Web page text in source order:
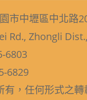
市中壢區中北路
Rd., Zhongli
6803
6829
，任何形式之